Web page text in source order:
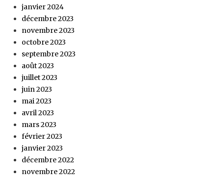
janvier 2024
décembre 2023
novembre 2023
octobre 2023
septembre 2023
août 2023
juillet 2023
juin 2023
mai 2023
avril 2023
mars 2023
février 2023
janvier 2023
décembre 2022
novembre 2022